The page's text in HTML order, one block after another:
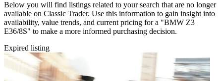
Below you will find listings related to your search that are no longer
available on Classic Trader. Use this information to gain insight into
availability, value trends, and current pricing for a "BMW Z3
E36/8S" to make a more informed purchasing decision.
Expired listing